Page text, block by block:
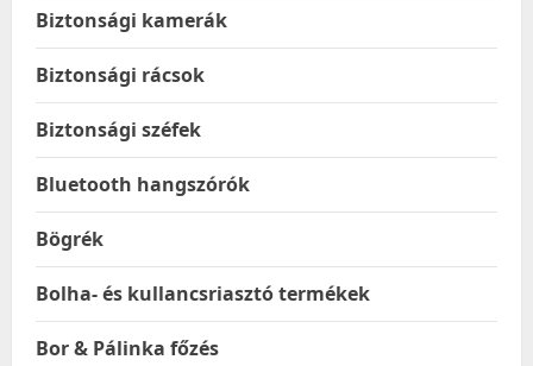
Biztonsági kamerák
Biztonsági rácsok
Biztonsági széfek
Bluetooth hangszórók
Bögrék
Bolha- és kullancsriasztó termékek
Bor & Pálinka főzés